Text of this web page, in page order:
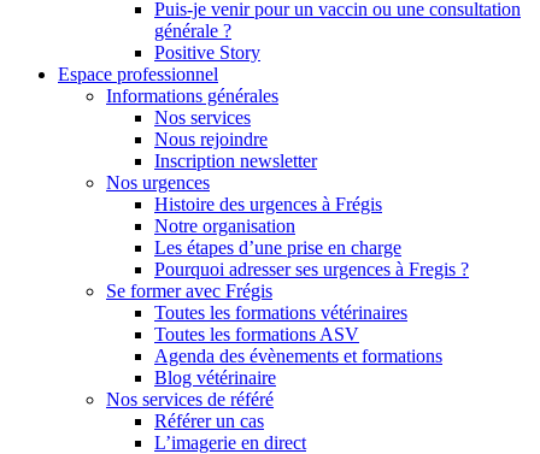
Puis-je venir pour un vaccin ou une consultation
générale ?
Positive Story
Espace professionnel
Informations générales
Nos services
Nous rejoindre
Inscription newsletter
Nos urgences
Histoire des urgences à Frégis
Notre organisation
Les étapes d’une prise en charge
Pourquoi adresser ses urgences à Fregis ?
Se former avec Frégis
Toutes les formations vétérinaires
Toutes les formations ASV
Agenda des évènements et formations
Blog vétérinaire
Nos services de référé
Référer un cas
L’imagerie en direct